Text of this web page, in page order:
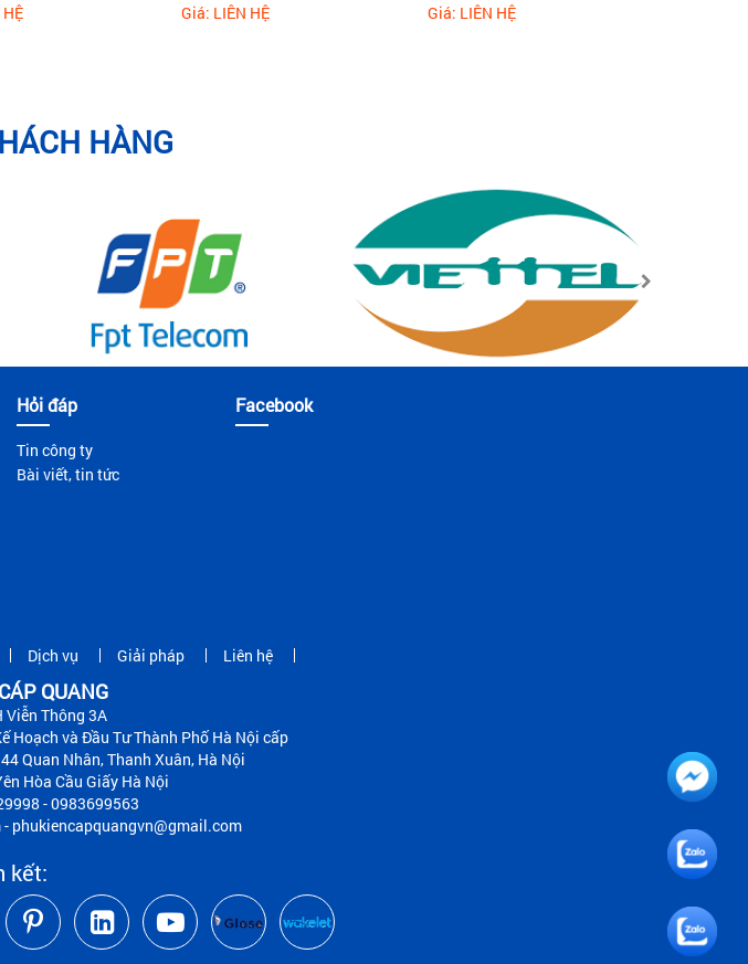
Giá: LIÊN HỆ
Giá: LIÊN HỆ
HÀNG
Hỏi đáp
Tin công ty
Bài viết, tin tức
Facebook
Dịch vụ Giải pháp Liên hệ
QUANG
Viễn Thông 3A
Hoạch và Đầu Tư Thành Phố Hà Nội cấp
Quan Nhân, Thanh Xuân, Hà Nội
Hòa Cầu Giấy Hà Nội
- 0983699563
phukiencapquangvn@gmail.com
kết: